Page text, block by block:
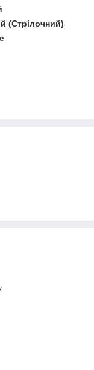
(Стрілочний)